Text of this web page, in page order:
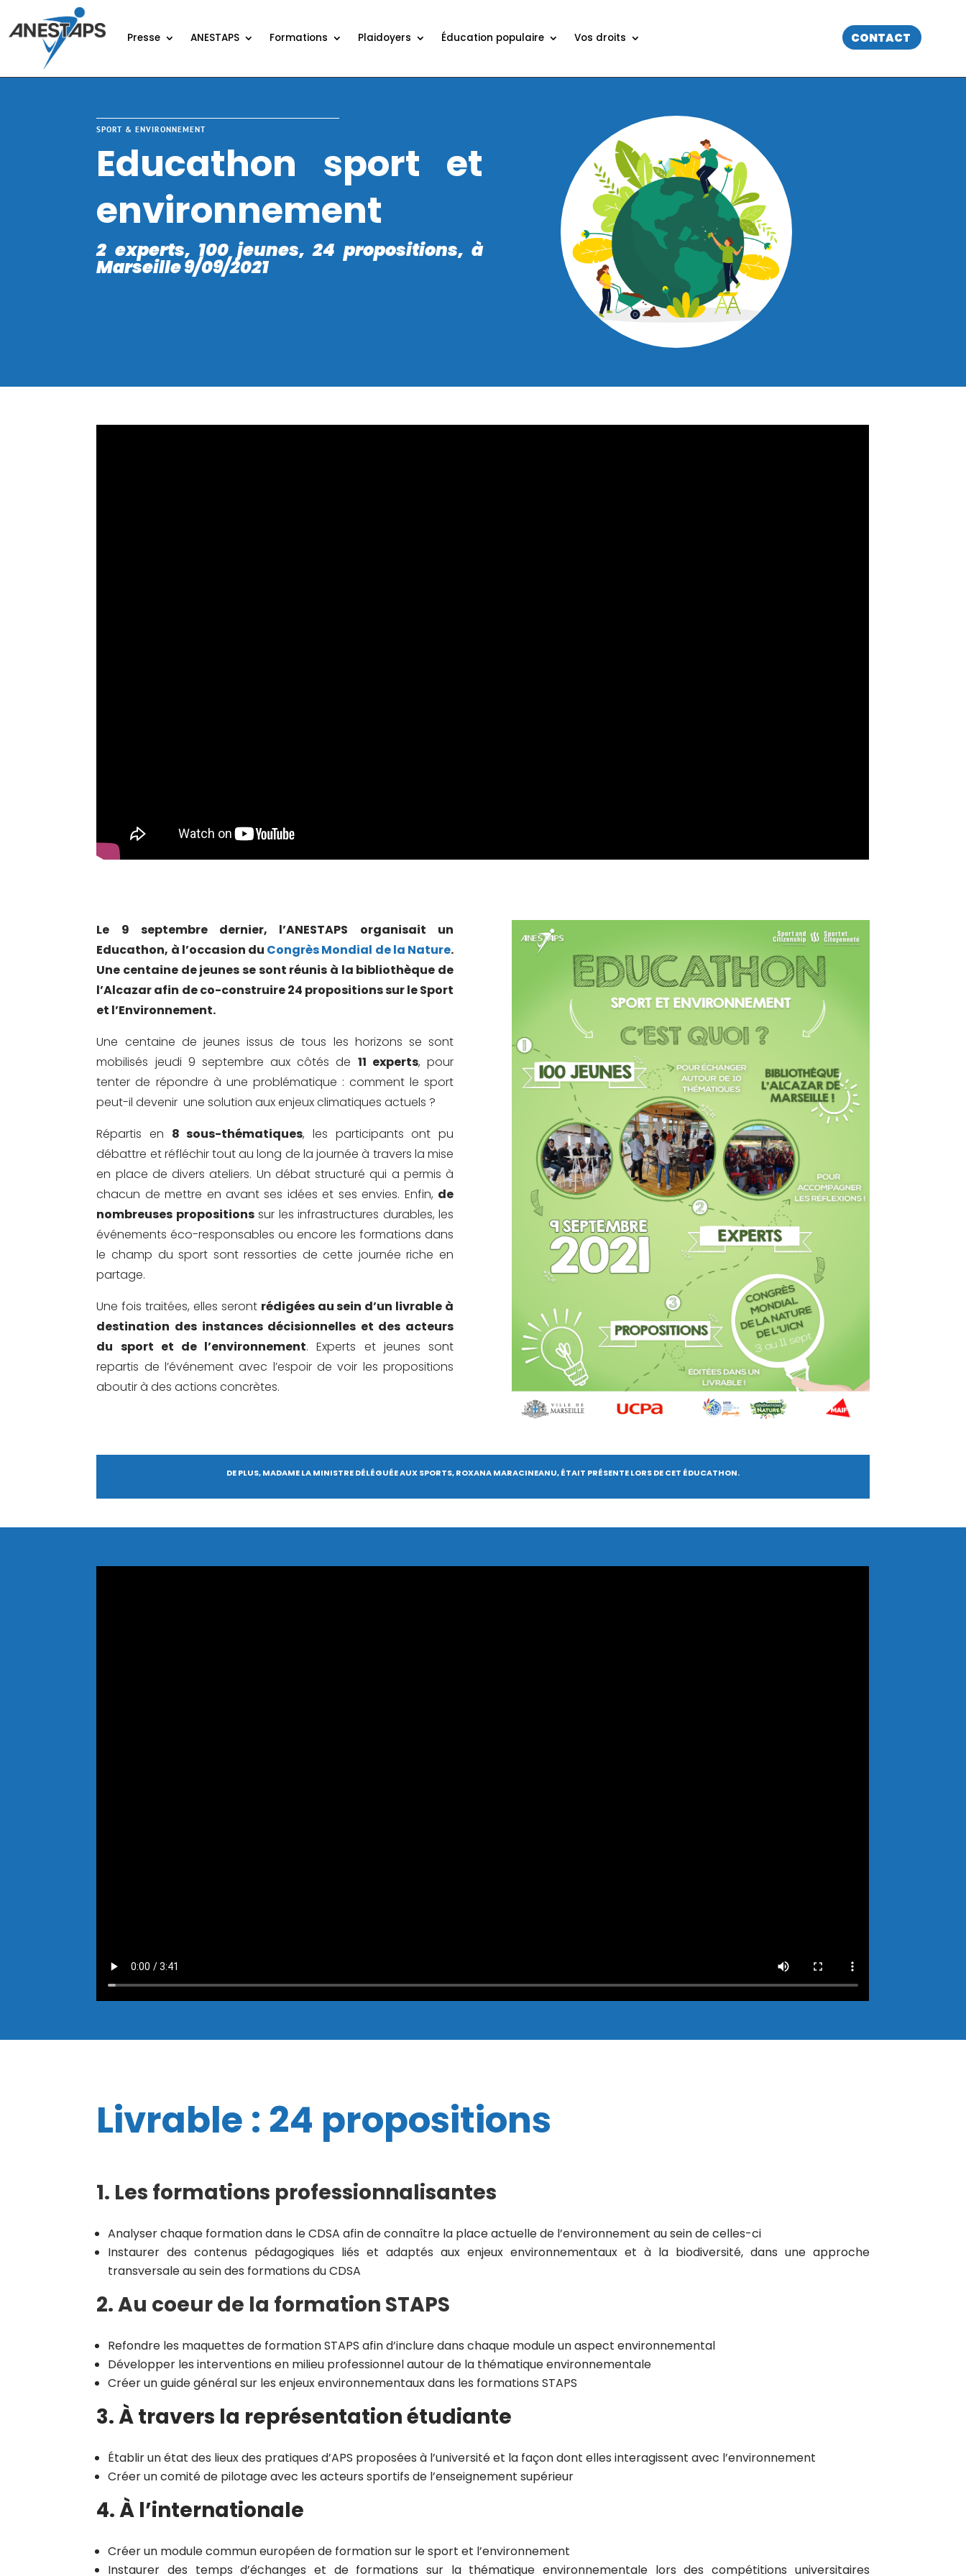
Presse ANESTAPS Formations Plaidoyers Éducation populaire Vos droits CONTACT
SPORT & ENVIRONNEMENT
Educathon sport et
environnement
2 experts, 100 jeunes, 24 propositions, à
Marseille 9/09/2021
Le 9 septembre dernier, l’ANESTAPS organisait un
Educathon, à l’occasion du Congrès Mondial de la Nature.
Une centaine de jeunes se sont réunis à la bibliothèque de
l’Alcazar afin de co-construire 24 propositions sur le Sport
et l’Environnement.
Une centaine de jeunes issus de tous les horizons se sont
mobilisés jeudi 9 septembre aux côtés de 11 experts, pour
tenter de répondre à une problématique : comment le sport
peut-il devenir une solution aux enjeux climatiques actuels ?
Répartis en 8 sous-thématiques, les participants ont pu
débattre et réfléchir tout au long de la journée à travers la mise
en place de divers ateliers. Un débat structuré qui a permis à
chacun de mettre en avant ses idées et ses envies. Enfin, de
nombreuses propositionssur les infrastructures durables, les
événements éco-responsables ou encore les formations dans
le champ du sport sont ressorties de cette journée riche en
partage.
Une fois traitées, elles seront rédigées au sein d’un livrable à
destination des instances décisionnelles et des acteurs
du sport et de l’environnement. Experts et jeunes sont
repartis de l’événement avec l’espoir de voir les propositions
aboutir à des actions concrètes.
DE PLUS, MADAME LA MINISTRE DÉLÉGUÉE AUX SPORTS, ROXANA MARACINEANU, ÉTAIT PRÉSENTE LORS DE CET ÉDUCATHON.
Livrable : 24 propositions
1. Les formations professionnalisantes
Analyser chaque formation dans le CDSA afin de connaître la place actuelle de l’environnement au sein de celles-ci
Instaurer des contenus pédagogiques liés et adaptés aux enjeux environnementaux et à la biodiversité, dans une approche
transversale au sein des formations du CDSA
2. Au coeur de la formation STAPS
Refondre les maquettes de formation STAPS afin d’inclure dans chaque module un aspect environnemental
Développer les interventions en milieu professionnel autour de la thématique environnementale
Créer un guide général sur les enjeux environnementaux dans les formations STAPS
3. À travers la représentation étudiante
Établir un état des lieux des pratiques d’APS proposées à l’université et la façon dont elles interagissent avec l’environnement
Créer un comité de pilotage avec les acteurs sportifs de l’enseignement supérieur
4. À l’internationale
Créer un module commun européen de formation sur le sport et l’environnement
Instaurer des temps d’échanges et de formations sur la thématique environnementale lors des compétitions universitaires